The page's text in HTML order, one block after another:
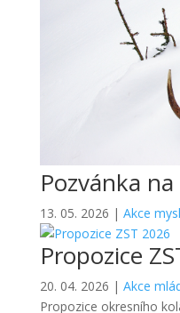
Pozvánka
13. 05. 2026 | Akce
Propozice
20. 04. 2026 | Akce
Propozice okresního